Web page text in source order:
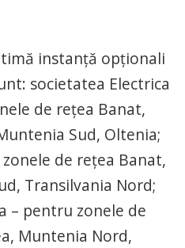
instanţă opţionali
societatea Electrica
de reţea Banat,
Sud, Oltenia;
de reţea Banat,
Transilvania Nord;
– pentru zonele de
Muntenia Nord,